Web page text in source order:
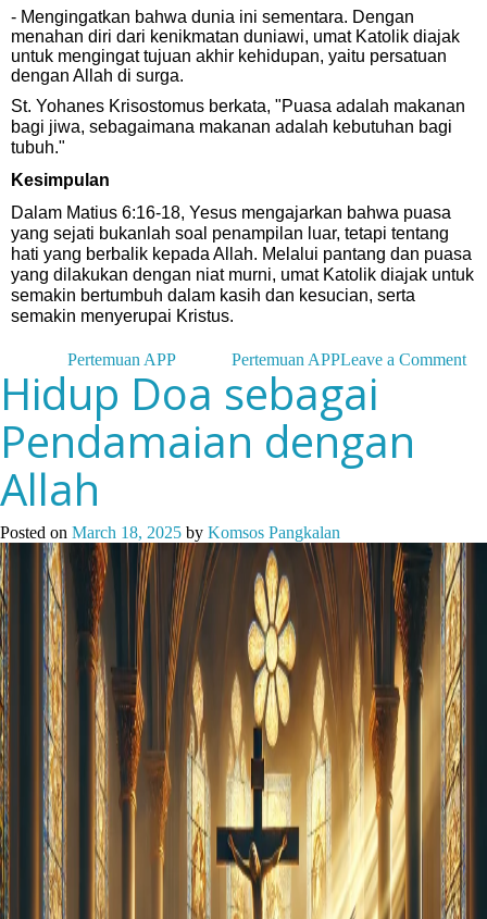
- Mengingatkan bahwa dunia ini sementara. Dengan
menahan diri dari kenikmatan duniawi, umat Katolik diajak
untuk mengingat tujuan akhir kehidupan, yaitu persatuan
dengan Allah di surga.
St. Yohanes Krisostomus berkata, "Puasa adalah makanan
bagi jiwa, sebagaimana makanan adalah kebutuhan bagi
tubuh."
Kesimpulan
Dalam Matius 6:16-18, Yesus mengajarkan bahwa puasa
yang sejati bukanlah soal penampilan luar, tetapi tentang
hati yang berbalik kepada Allah. Melalui pantang dan puasa
yang dilakukan dengan niat murni, umat Katolik diajak untuk
semakin bertumbuh dalam kasih dan kesucian, serta
semakin menyerupai Kristus.
Pertemuan APP Pertemuan APPLeave a Commenton
Hidup Doa sebagai
Pendamaian dengan
Allah
Posted on March 18, 2025 by Komsos Pangkalan